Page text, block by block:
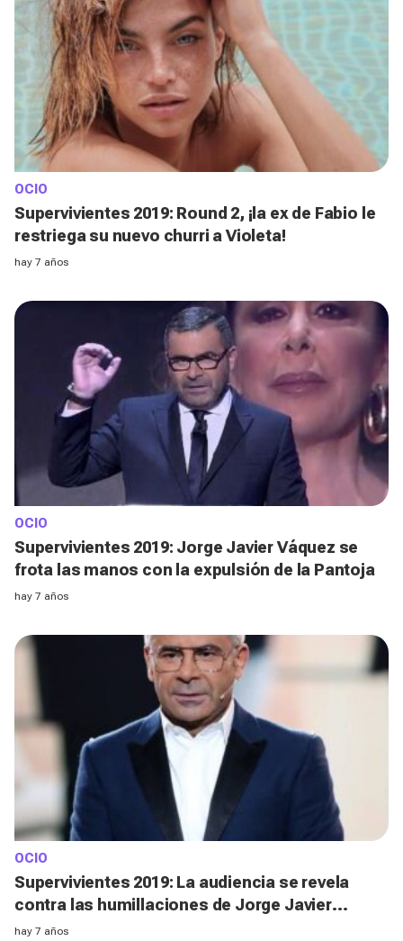
OCIO
Supervivientes 2019: Round 2, ¡la ex de Fabio le
restriega su nuevo churri a Violeta!
hay 7 años
OCIO
Supervivientes 2019: Jorge Javier Váquez se
frota las manos con la expulsión de la Pantoja
hay 7 años
OCIO
Supervivientes 2019: La audiencia se revela
contra las humillaciones de Jorge Javier
vázquez
hay 7 años